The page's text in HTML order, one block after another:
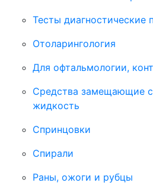
Тесты диагностические
Отоларингология
Для офтальмологии,
Средства замещающие
жидкость
Спринцовки
Спирали
Раны, ожоги и рубцы